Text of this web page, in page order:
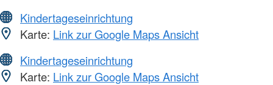
Kindertageseinrichtung
Karte: Link zur Google Maps Ansicht
Kindertageseinrichtung
Karte: Link zur Google Maps Ansicht